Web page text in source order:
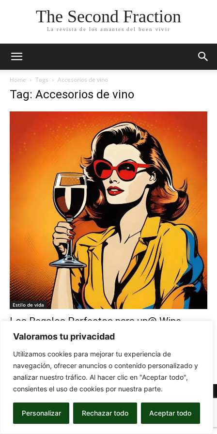
Valoramos tu privacidad
Utilizamos cookies para mejorar tu experiencia de
navegación, ofrecer anuncios o contenido personalizado y
analizar nuestro tráfico. Al hacer clic en "Aceptar todo",
consientes el uso de cookies por nuestra parte.
Personalizar Rechazar todo Aceptar todo
The Second Fraction
La revista de los amantes del buen vivir
Home Tags Accesorios de vino
Tag: Accesorios de vino
Estilo de vida
Los Regalos Perfectos para un@ Wine
Lover